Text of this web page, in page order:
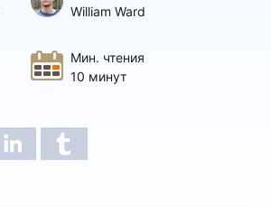
William Ward
Мин. чтения
10 минут